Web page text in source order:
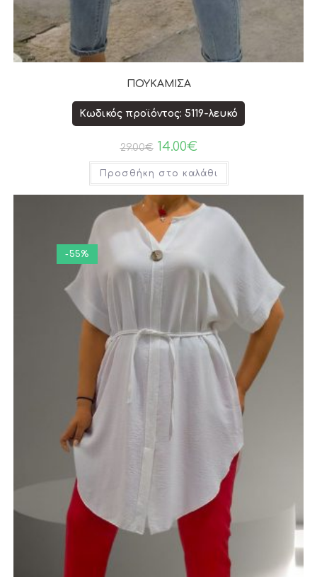
ΠΟΥΚΑΜΙΣΑ
Κωδικός προϊόντος: 5119-λευκό
29.00€ 14.00€
Προσθήκη στο καλάθι
-55%